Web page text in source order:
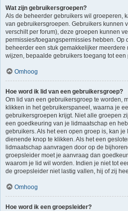
Wat zijn gebruikersgroepen?
Als de beheerder gebruikers wil groeperen,
van gebruikersgroepen. Gebruikers kunnen
verschilt per forum), deze groepen kunnen
permissies/toegangspermissies hebben. Op
beheerder een stuk gemakkelijker meerdere
wijzen, bepaalde gebruikers toegang tot
Omhoog
Hoe word ik lid van een gebruikersgroep?
Om lid van een gebruikersgroep te worden,
klikken in het gebruikerspaneel, waarna je
gebruikersgroepen krijgt. Niet alle groepen
een goedkeuring van je lidmaatschap en
gebruikers. Als het een open groep is, kan
dienende knop te klikken. Als het een
lidmaatschap aanvragen door op de
groepsleider moet je aanvraag dan
waarom je lid wil worden. Indien je niet tot
de groepsleider niet lastig vallen, hij of zij
Omhoog
Hoe word ik een groepsleider?